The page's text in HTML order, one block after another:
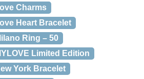
Charms
Heart Bracelet
Ring – 50
Limited Edition
York Bracelet